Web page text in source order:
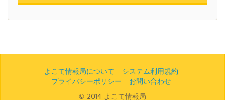
よこて情報局について
システム利用規約
プライバシーポリシー
お問い合わせ
© 2014 よこて情報局